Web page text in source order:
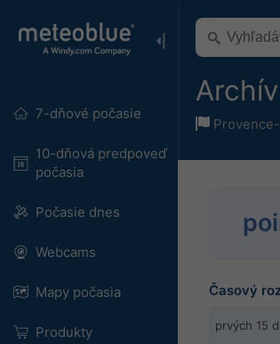
7-dňové počasie
10-dňová predpoveď
počasia
Počasie dnes
Webcams
Mapy počasia
Produkty
Časový
prvých 15